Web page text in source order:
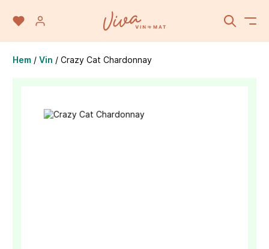
Hem / Vin / Crazy Cat Chardonnay